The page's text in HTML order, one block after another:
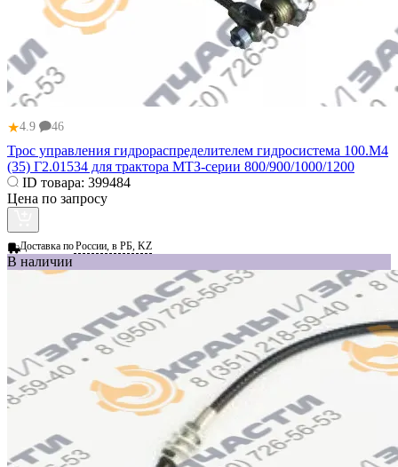
★4.9 46
Трос управления гидрораспределителем гидросистема 100.М4
(35) Г2.01534 для трактора МТЗ-серии 800/900/1000/1200
ID товара: 399484
Цена по запросу
Доставка поРоссии, в РБ, KZ
В наличии